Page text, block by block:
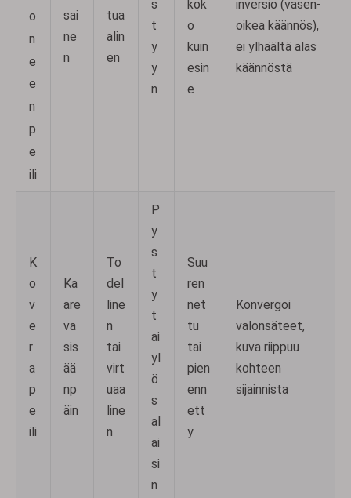
o
n
e
e
n
p
e
ili
sai
ne
n
tua
alin
en
s
t
y
y
n
kok
o
kuin
esin
e
inversio (vasen-
oikea käännös),
ei ylhäältä alas
käännöstä
K
o
v
e
r
a
p
e
ili
Ka
are
va
sis
ää
np
äin
To
del
line
n
tai
virt
uaa
line
n
P
y
s
t
y
t
ai
yl
ö
s
al
ai
si
n
Suu
ren
net
tu
tai
pien
enn
ett
y
Konvergoi
valonsäteet,
kuva riippuu
kohteen
sijainnista